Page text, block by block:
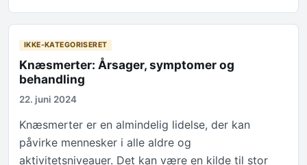
IKKE-KATEGORISERET
Knæsmerter: Årsager, symptomer og
behandling
22. juni 2024
Knæsmerter er en almindelig lidelse, der kan
påvirke mennesker i alle aldre og
aktivitetsniveauer. Det kan være en kilde til stor